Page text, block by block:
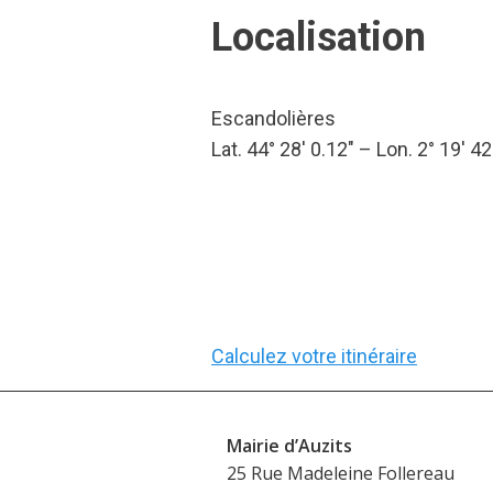
Localisation
Escandolières
Lat. 44° 28′ 0.12″ – Lon. 2° 19′
Calculez votre itinéraire
Mairie d’Auzits
25 Rue Madeleine Follereau